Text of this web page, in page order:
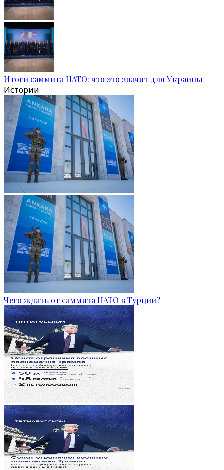
Итоги саммита НАТО: что это значит для Украины
Истории
Чего ждать от саммита НАТО в Турции?